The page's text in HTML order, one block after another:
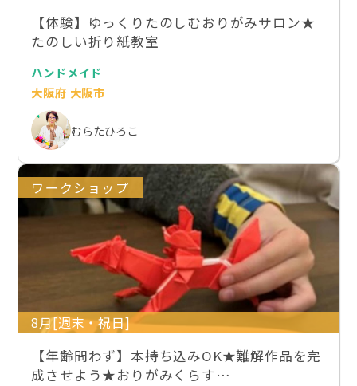
【体験】ゆっくりたのしむおりがみサロン★
たのしい折り紙教室
ハンドメイド
大阪府 大阪市
むらたひろこ
ワークショップ
8月[週末・祝日]
【年齢問わず】本持ち込みOK★難解作品を完
成させよう★おりがみくらす…